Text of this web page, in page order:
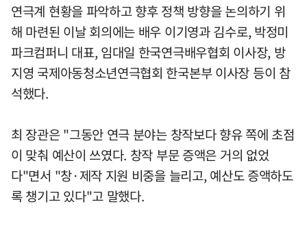
연극계 현황을 파악하고 향후 정책 방향을 논의하기 위
해 마련된 이날 회의에는 배우 이기영과 김수로, 박정미
파크컴퍼니 대표, 임대일 한국연극배우협회 이사장, 방
지영 국제아동청소년연극협회 한국본부 이사장 등이 참
석했다.
최 장관은 "그동안 연극 분야는 창작보다 향유 쪽에 초점
이 맞춰 예산이 쓰였다. 창작 부문 증액은 거의 없었
다"면서 "창·제작 지원 비중을 늘리고, 예산도 증액하도
록 챙기고 있다"고 말했다.